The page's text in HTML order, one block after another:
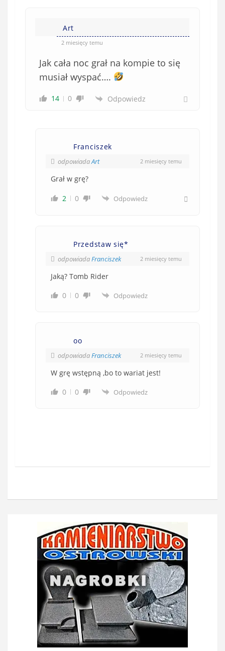
Art
2 miesięcy temu
Jak cała noc grał na kompie to się
musiał wyspać….
14 0 Odpowiedz
Franciszek
odpowiadaArt 2 miesięcy temu
Grał w grę?
2 0 Odpowiedz
Przedstaw się*
odpowiadaFranciszek 2 miesięcy temu
Jaką? Tomb Rider
0
0 Odpowiedz
oo
odpowiadaFranciszek 2 miesięcy temu
W grę wstępną ,bo to wariat jest!
0
0 Odpowiedz